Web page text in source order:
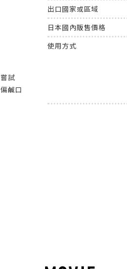
試
鹹口
出口國家或區域
日本國內販售價格
使用方式